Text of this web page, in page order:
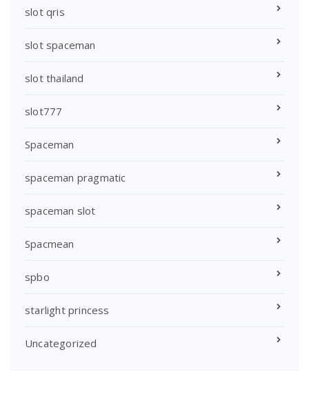
slot qris
slot spaceman
slot thailand
slot777
Spaceman
spaceman pragmatic
spaceman slot
Spacmean
spbo
starlight princess
Uncategorized